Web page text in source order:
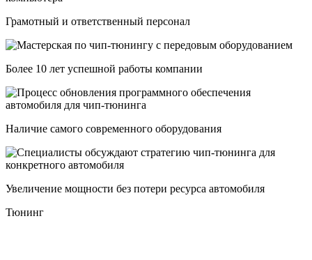
Грамотный и ответственный персонал
Более 10 лет успешной работы компании
Наличие самого современного оборудования
Увеличение мощности без потери ресурса автомобиля
Тюнинг